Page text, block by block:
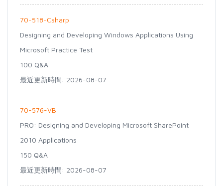
70-518-Csharp
Designing and Developing Windows Applications Using
Microsoft Practice Test
100 Q&A
最近更新時間: 2026-08-07
70-576-VB
PRO: Designing and Developing Microsoft SharePoint
2010 Applications
150 Q&A
最近更新時間: 2026-08-07